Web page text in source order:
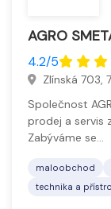
AGRO
4.2/5
Zlínská 703,
Společnost
prodej a servis
Zabýváme se…
maloobchod
technika a